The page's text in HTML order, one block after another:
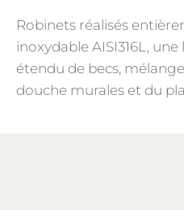
Robinets réalisés
inoxydable AISI316L,
étendu de becs,
douche murales et du